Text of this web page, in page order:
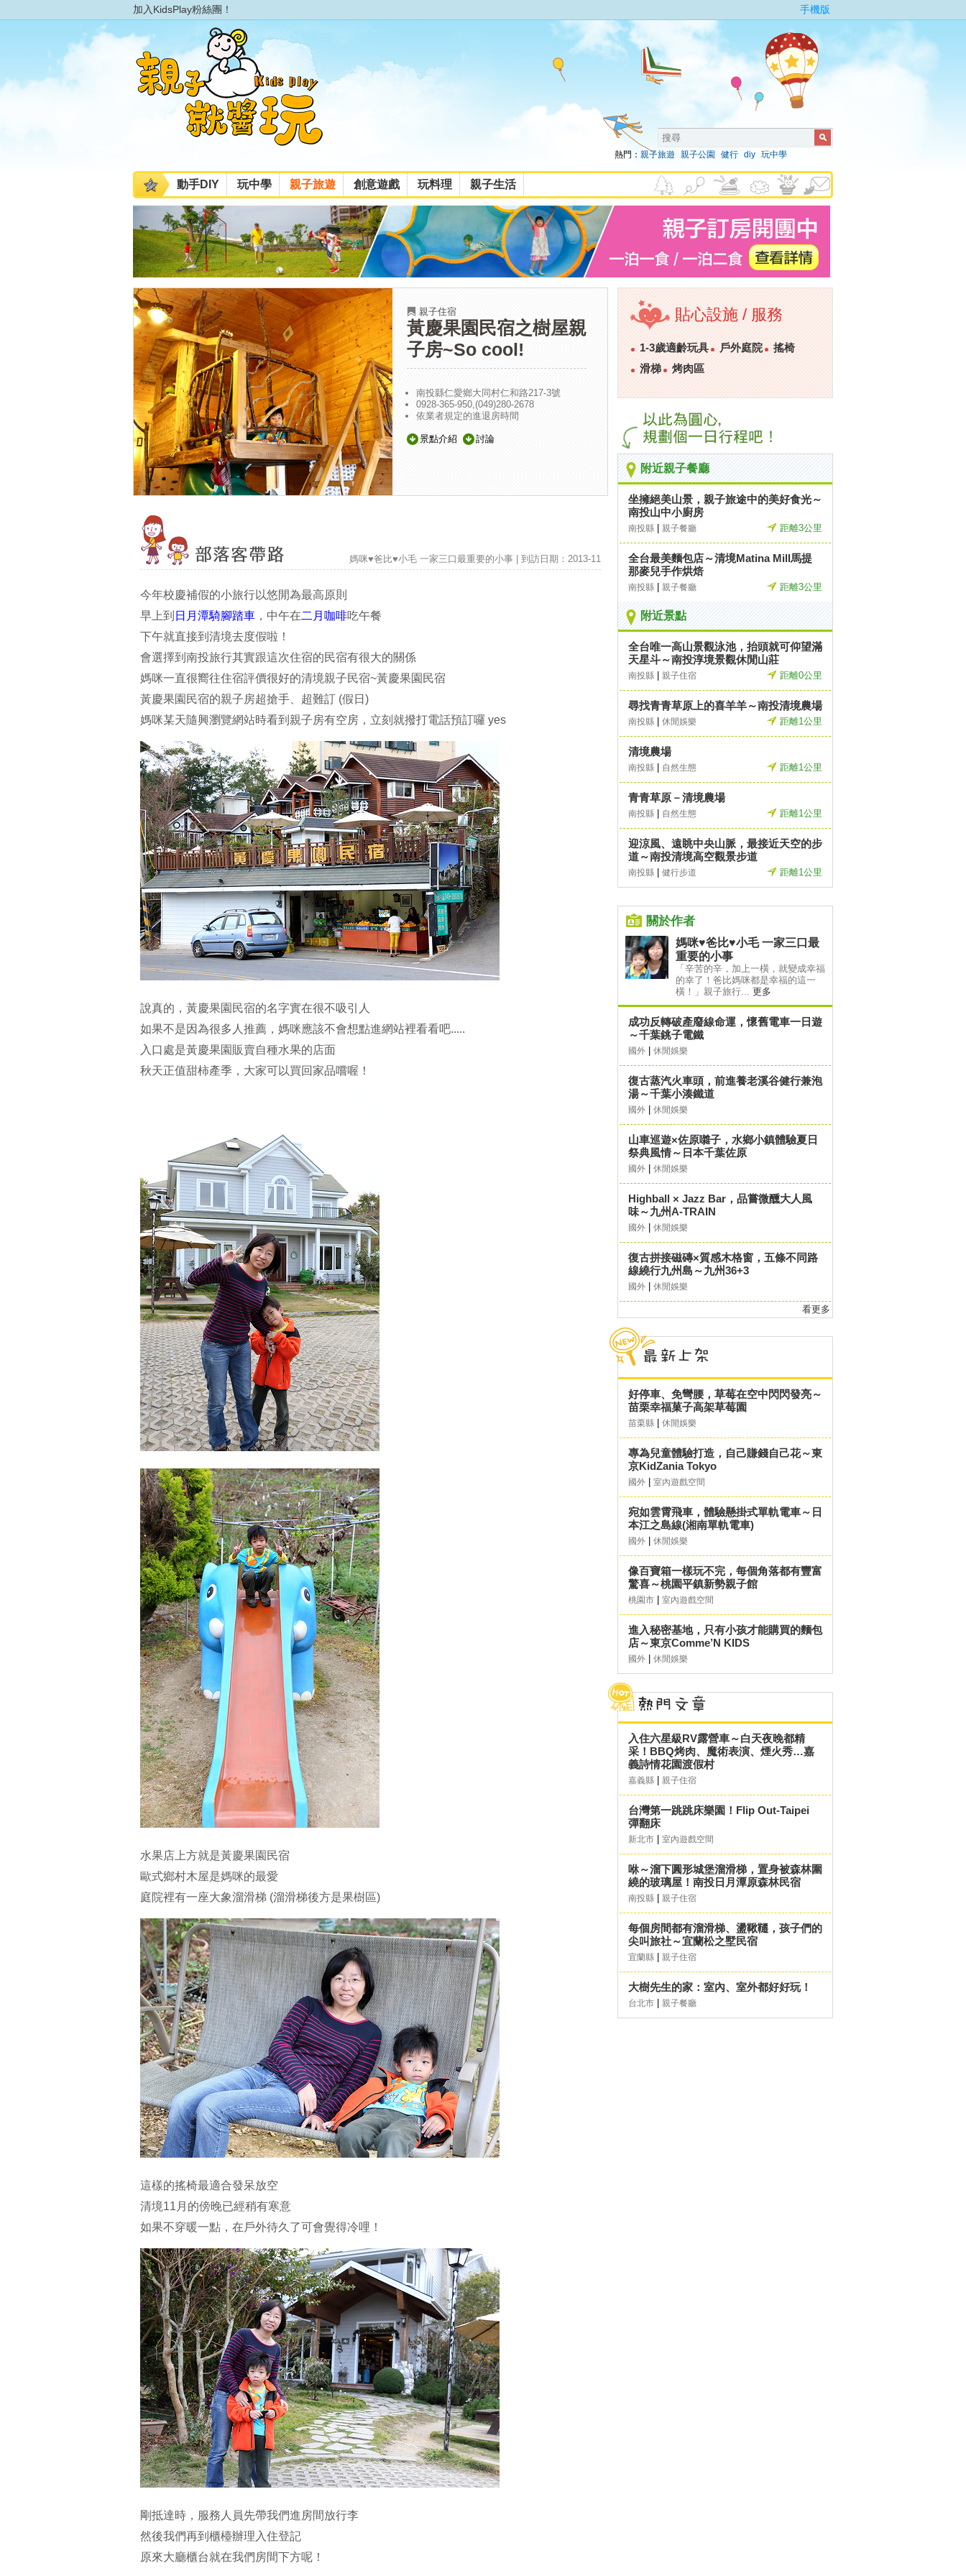
加入KidsPlay粉絲團！ 手機版
熱門： 親子旅遊 親子公園 健行 diy 玩中學
動手DIY 玩中學 親子旅遊 創意遊戲 玩料理 親子生活
親子住宿
黃慶果園民宿之樹屋親
子房~So cool!
南投縣仁愛鄉大同村仁和路217-3號
0928-365-950,(049)280-2678
依業者規定的進退房時間
景點介紹 討論
媽咪♥爸比♥小毛 一家三口最重要的小事 | 到訪日期：2013-11
今年校慶補假的小旅行以悠閒為最高原則
早上到 日月潭騎腳踏車 ，中午在二月咖啡吃午餐
下午就直接到清境去度假啦！
會選擇到南投旅行其實跟這次住宿的民宿有很大的關係
媽咪一直很嚮往住宿評價很好的清境親子民宿~黃慶果園民宿
黃慶果園民宿的親子房超搶手、超難訂 (假日)
媽咪某天隨興瀏覽網站時看到親子房有空房，立刻就撥打電話預訂囉 yes
說真的，黃慶果園民宿的名字實在很不吸引人
如果不是因為很多人推薦，媽咪應該不會想點進網站裡看看吧.....
入口處是黃慶果園販賣自種水果的店面
秋天正值甜柿產季，大家可以買回家品嚐喔！
水果店上方就是黃慶果園民宿
歐式鄉村木屋是媽咪的最愛
庭院裡有一座大象溜滑梯 (溜滑梯後方是果樹區)
這樣的搖椅最適合發呆放空
清境11月的傍晚已經稍有寒意
如果不穿暖一點，在戶外待久了可會覺得冷哩！
剛抵達時，服務人員先帶我們進房間放行李
然後我們再到櫃檯辦理入住登記
原來大廳櫃台就在我們房間下方呢！
貼心設施 / 服務
1-3歲適齡玩具 戶外庭院
搖椅
滑梯
烤肉區
附近親子餐廳
坐擁絕美山景，親子旅途中的美好食光～
南投山中小廚房
南投縣 親子餐廳 距離3公里
全台最美麵包店～清境Matina Mill馬提
那麥兒手作烘焙
南投縣 親子餐廳 距離3公里
附近景點
全台唯一高山景觀泳池，抬頭就可仰望滿
天星斗～南投淳境景觀休閒山莊
南投縣 親子住宿 距離0公里
尋找青青草原上的喜羊羊～南投清境農場
南投縣 休閒娛樂 距離1公里
清境農場
南投縣 自然生態 距離1公里
青青草原－清境農場
南投縣 自然生態 距離1公里
迎涼風、遠眺中央山脈，最接近天空的步
道～南投清境高空觀景步道
南投縣 健行步道 距離1公里
關於作者
媽咪♥爸比♥小毛 一家三口最
重要的小事
「辛苦的辛，加上一橫，就變成幸福
的幸了！爸比媽咪都是幸福的這一
橫！」親子旅行... 更多
成功反轉破產廢線命運，懷舊電車一日遊
～千葉銚子電鐵
國外 休閒娛樂
復古蒸汽火車頭，前進養老溪谷健行兼泡
湯～千葉小湊鐵道
國外 休閒娛樂
山車巡遊×佐原囃子，水鄉小鎮體驗夏日
祭典風情～日本千葉佐原
國外 休閒娛樂
Highball × Jazz Bar，品嘗微醺大人風
味～九州A-TRAIN
國外 休閒娛樂
復古拼接磁磚×質感木格窗，五條不同路
線繞行九州島～九州36+3
國外 休閒娛樂
看更多
好停車、免彎腰，草莓在空中閃閃發亮～
苗栗幸福菓子高架草莓園
苗栗縣 休閒娛樂
專為兒童體驗打造，自己賺錢自己花～東
京KidZania Tokyo
國外 室內遊戲空間
宛如雲霄飛車，體驗懸掛式單軌電車～日
本江之島線(湘南單軌電車)
國外 休閒娛樂
像百寶箱一樣玩不完，每個角落都有豐富
驚喜～桃園平鎮新勢親子館
桃園市 室內遊戲空間
進入秘密基地，只有小孩才能購買的麵包
店～東京Comme’N KIDS
國外 休閒娛樂
入住六星級RV露營車～白天夜晚都精
采！BBQ烤肉、魔術表演、煙火秀…嘉
義詩情花園渡假村
嘉義縣 親子住宿
台灣第一跳跳床樂園！Flip Out-Taipei
彈翻床
新北市 室內遊戲空間
咻～溜下圓形城堡溜滑梯，置身被森林圍
繞的玻璃屋！南投日月潭原森林民宿
南投縣 親子住宿
每個房間都有溜滑梯、盪鞦韆，孩子們的
尖叫旅社～宜蘭松之墅民宿
宜蘭縣 親子住宿
大樹先生的家：室內、室外都好好玩！
台北市 親子餐廳